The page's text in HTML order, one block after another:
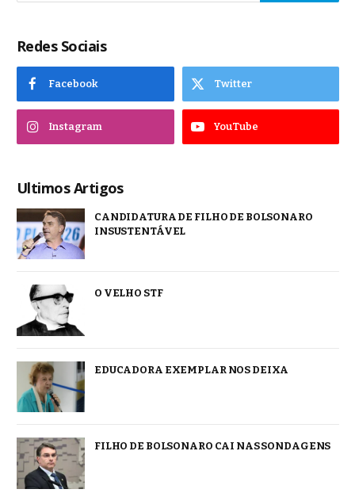
Redes Sociais
Facebook Twitter
Instagram YouTube
Ultimos Artigos
CANDIDATURA DE FILHO DE BOLSONARO
INSUSTENTÁVEL
O VELHO STF
EDUCADORA EXEMPLAR NOS DEIXA
FILHO DE BOLSONARO CAI NAS SONDAGENS